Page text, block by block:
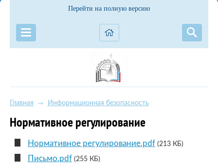
Перейти на полную версию
Главная → Информационная безопасность
Нормативное регулирование
Нормативное регулирование.pdf (213 КБ)
Письмо.pdf (255 КБ)